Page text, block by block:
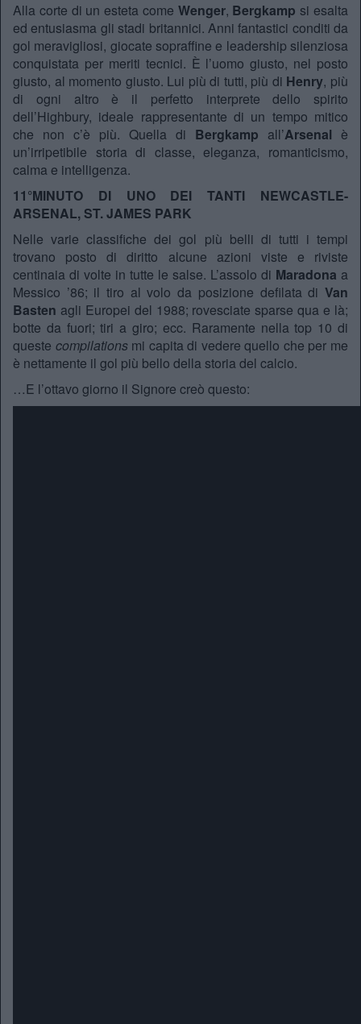
Alla corte di un esteta come Wenger, Bergkamp si esalta
ed entusiasma gli stadi britannici. Anni fantastici conditi da
gol meravigliosi, giocate sopraffine e leadership silenziosa
conquistata per meriti tecnici. È l’uomo giusto, nel posto
giusto, al momento giusto. Lui più di tutti, più di Henry, più
di ogni altro è il perfetto interprete dello spirito
dell’Highbury, ideale rappresentante di un tempo mitico
che non c’è più. Quella di Bergkamp all’Arsenal è
un’irripetibile storia di classe, eleganza, romanticismo,
calma e intelligenza.
11°MINUTO DI UNO DEI TANTI NEWCASTLE-
ARSENAL, ST. JAMES PARK
Nelle varie classifiche dei gol più belli di tutti i tempi
trovano posto di diritto alcune azioni viste e riviste
centinaia di volte in tutte le salse. L’assolo di Maradona a
Messico ’86; il tiro al volo da posizione defilata di Van
Basten agli Europei del 1988; rovesciate sparse qua e là;
botte da fuori; tiri a giro; ecc. Raramente nella top 10 di
queste compilations mi capita di vedere quello che per me
è nettamente il gol più bello della storia del calcio.
…E l’ottavo giorno il Signore creò questo: